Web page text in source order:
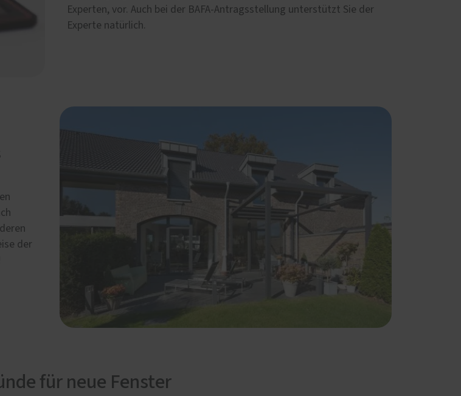
Experten, vor. Auch bei der BAFA-Antragsstellung unterstützt Sie der
Experte natürlich.
der
für neue Fenster